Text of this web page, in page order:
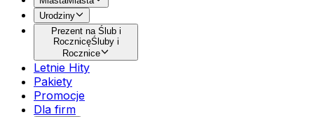
Urodziny
Prezent na Ślub i
RocznicęŚluby i
Rocznice
Letnie Hity
Pakiety
Promocje
Dla firm